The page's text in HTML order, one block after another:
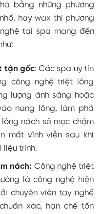
bằng những phương
hay wax thì phương
tại spa mang đến
tận gốc: Các spa uy tín
công nghệ triệt lông
lượng ánh sáng hoặc
nang lông, làm phá
nách sẽ mọc chậm
mất vĩnh viễn sau khi
liệu trình.
nách: Công nghệ triệt
là công nghệ hiện
chuyên viên tay nghề
chuẩn xác, hạn chế tổn